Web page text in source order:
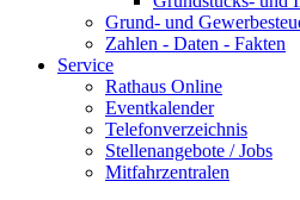
Grund- und
Zahlen - Daten - Fakten
Service
Rathaus Online
Eventkalender
Telefonverzeichnis
Stellenangebote / Jobs
Mitfahrzentralen